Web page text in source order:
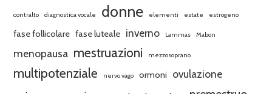
contralto diagnostica vocale donne elementi estate estrogeno
fase follicolare fase luteale inverno Lammas Mabon
menopausa mestruazioni mezzosoprano
multipotenziale nervo vago ormoni ovulazione